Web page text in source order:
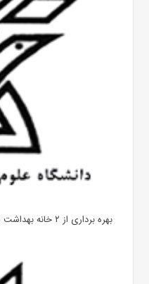
بهره ‌برداری از ۲ خانه بهداشت شهدای ارتش در چهارمحال و بختیاری